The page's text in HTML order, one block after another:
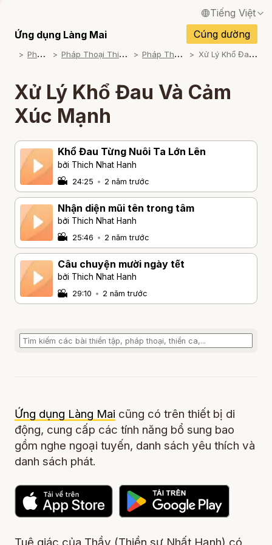
Tiếng Việt
English / Tiếng Anh
Français / Tiếng Pháp
Español / Tiếng Tây Ban Nha
Português / Tiếng Bồ Đào Nha
ภาษาไทย / Tiếng Thái
Ứng dụng Làng Mai
Cúng dường
P
háp Thoại P
háp Thoại Thiền Sư Thích Nhất Hạnh P
háp Thoại Theo Chủ Đề X
ử Lý Khổ Đau Và Cảm Xúc Mạnh
Xử Lý Khổ Đau Và Cảm
Xúc Mạnh
Khổ Đau Từng Nuôi Ta Lớn Lên
bởi Thich Nhat Hanh
24:25 • 2 năm trước
Nhận diện mũi tên trong tâm
bởi Thich Nhat Hanh
25:46 • 2 năm trước
Câu chuyện mười ngày tết
bởi Thich Nhat Hanh
29:10 • 2 năm trước
Ứng dụng Làng Mai cũng có trên thiết bị di
động, cung cấp các tính năng bổ sung bao
gồm nghe ngoại tuyến, danh sách yêu thích và
danh sách phát.